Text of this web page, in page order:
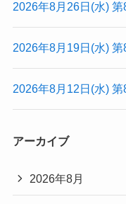
2026年8月26日(水)
2026年8月19日(水)
2026年8月12日(水)
アーカイブ
2026年8月